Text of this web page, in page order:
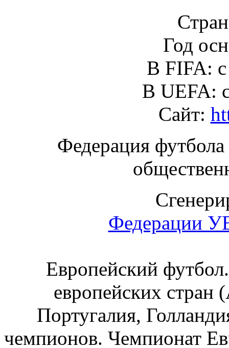
Год
В FIFA:
В UEFA:
Сайт:
Федерация
Федерации
Европейский
европейских стран
Португалия,
чемпионов. Чемпионат